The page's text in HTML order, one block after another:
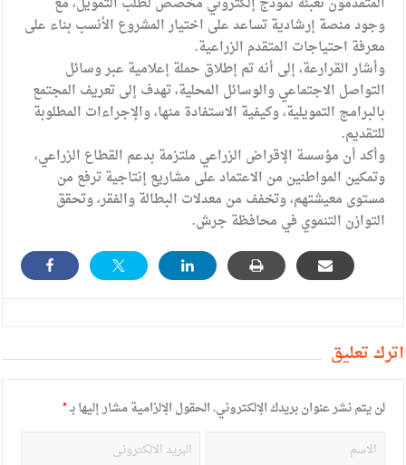
وجود منصة إرشادية تساعد على اختيار المشروع الأنسب بناء على
معرفة احتياجات المتقدم الزراعية.
وأشار القرارعة، إلى أنه تم إطلاق حملة إعلامية عبر وسائل
التواصل الاجتماعي والوسائل المحلية، تهدف إلى تعريف المجتمع
بالبرامج التمويلية، وكيفية الاستفادة منها، والإجراءات المطلوبة
للتقديم.
وأكد أن مؤسسة الإقراض الزراعي ملتزمة بدعم القطاع الزراعي،
وتمكين المواطنين من الاعتماد على مشاريع إنتاجية ترفع من
مستوى معيشتهم، وتخفف من معدلات البطالة والفقر، وتحقق
التوازن التنموي في محافظة جرش.
أترك تعليق
لن يتم نشر عنوان بريدك الإلكتروني.الحقول الإلزامية مشار إليها بـ*